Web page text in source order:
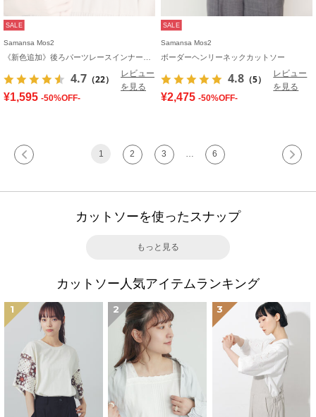
SALE
Samansa Mos2
4.7 （22）
レビュー
を見る
¥1,595 -50%OFF-
SALE
Samansa Mos2
ボーダーヘンリーネックカットソー
4.8 （5）
レビュー
を見る
¥2,475 -50%OFF-
1 2 3 6
カットソーを使ったスナップ
もっと見る
カットソー人気アイテムランキング
1 2 3